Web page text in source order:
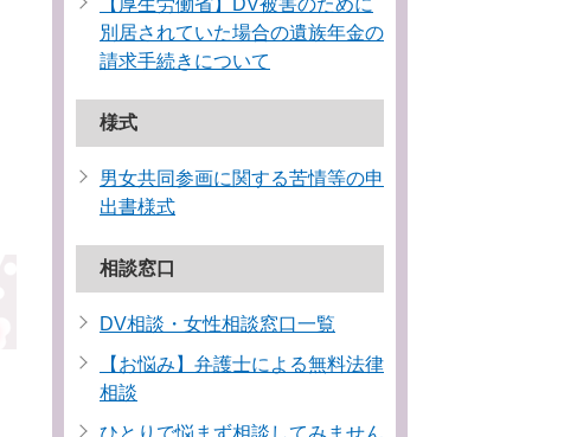
【厚生労働省】DV被害のために
別居されていた場合の遺族年金の
請求手続きについて
様式
男女共同参画に関する苦情等の申
出書様式
相談窓口
DV相談・女性相談窓口一覧
【お悩み】弁護士による無料法律
相談
ひとりで悩まず相談してみません